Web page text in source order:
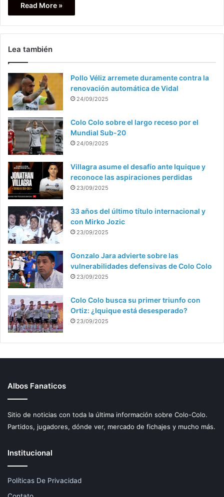
Read More »
Lea también
Pollo Véliz arremete duramente contra la
renovación automática de Vidal
24/09/2025
Colo Colo sobre el largo receso por el
Mundial Sub-20
24/09/2025
Villagra asume el desafío ante Iquique y
reconoce las aspiraciones perdidas
23/09/2025
33 años del último título internacional y
con Mirko Jozic
23/09/2025
Gonzalo Jara advierte sobre las
vulnerabilidades defensivas de Colo Colo
23/09/2025
Colo Colo busca su primer triunfo con
Ortiz: ¿Iquique está desesperado?
23/09/2025
Albos Fanaticos
Sitio de noticias con toda la última información sobre Colo-Colo.
Partidos, jugadores, dónde ver, mercado de fichajes y mucho más.
Institucional
Políticas De Privacidad